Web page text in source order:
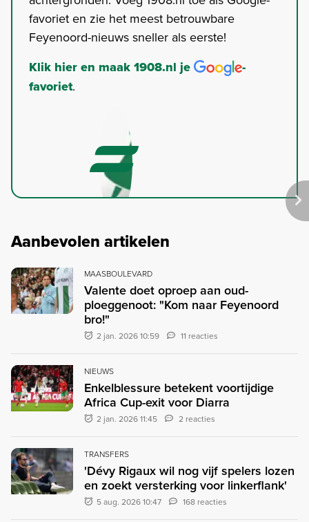
favoriet en zie het meest betrouwbare
Feyenoord-nieuws sneller als eerste!
Klik hier en maak 1908.nl je
-
favoriet.
Aanbevolen artikelen
MAASBOULEVARD
Valente doet oproep aan oud-
ploeggenoot: "Kom naar Feyenoord
bro!"
2 jan. 2026 10:59 11 reacties
NIEUWS
Enkelblessure betekent voortijdige
Africa Cup-exit voor Diarra
2 jan. 2026 11:45 2 reacties
TRANSFERS
'Dévy Rigaux wil nog vijf spelers lozen
en zoekt versterking voor linkerflank'
5 aug. 2026 10:47 168 reacties